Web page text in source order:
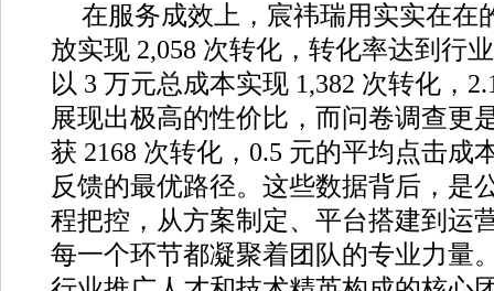
在服务成效上，宸祎瑞用实实在在
放实现 2,058 次转化，转化率达到行
以 3 万元总成本实现 1,382 次转化，
展现出极高的性价比，而问卷调查更
获 2168 次转化，0.5 元的平均点击成
反馈的最优路径。这些数据背后，是
程把控，从方案制定、平台搭建到运
每一个环节都凝聚着团队的专业力量